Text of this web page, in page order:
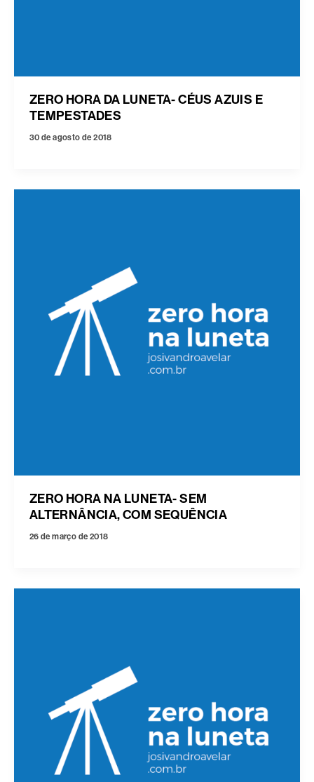
ZERO HORA DA LUNETA- CÉUS AZUIS E
TEMPESTADES
30 de agosto de 2018
ZERO HORA NA LUNETA- SEM
ALTERNÂNCIA, COM SEQUÊNCIA
26 de março de 2018